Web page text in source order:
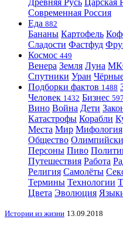
Древняя Русь Царская
Современная Россия
Еда 882
Бананы Картофель
Сладости Фастфуд
Космос 449
Венера Земля Луна
Спутники Уран
Подборки фактов 1488
Человек 1432 Бизнес 597
Вино Война Дети
Катастрофы Корабли
Места Мир Мифология
Общество
Персоны Пиво
Путешествия Работа
Религия Самолёты
Термины Технологии
Цвета Эволюция
Истории из жизни 13.09.2018